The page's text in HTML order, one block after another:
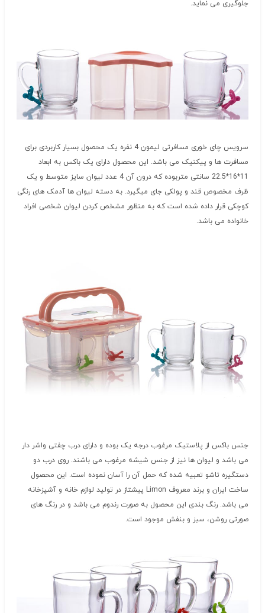
جلوگیری می نماید.
سرویس چای خوری مسافرتی لیمون 4 نفره یک محصول بسیار کاربردی برای
مسافرت ها و پیکنیک می باشد. این محصول دارای یک باکس به ابعاد
11*16*22.5 سانتی متربوده که درون آن 4 عدد لیوان سایز متوسط و یک
ظرف مخصوص قند و پولکی جای میگیرد. به دسته لیوان ها آدمک های رنگی
کوچکی قرار داده شده است که به منظور مشخص کردن لیوان شخصی افراد
خانواده می باشد.
جنس باکس از پلاستیک مرغوب درجه یک بوده و دارای درب چفتی واشر دار
می باشد و لیوان ها نیز از جنس شیشه مرغوب می باشند. روی درب دو
دستگیره تاشو تعبیه شده که حمل آن را آسان نموده است. این محصول
ساخت ایران و برند معروف Limon پیشتاز در تولید لوازم خانه و آشپزخانه
می باشد. رنگ بندی این محصول به صورت رندوم می باشد و در رنگ های
صورتی روشن، سبز و بنفش موجود است.